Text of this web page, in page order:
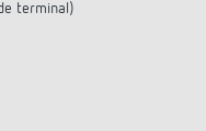
terminal)